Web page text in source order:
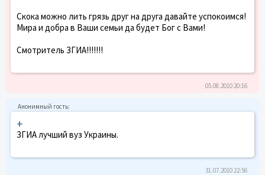
Скока можно лить грязь друг на друга давайте успокоимся!
Мира и добра в Ваши семьи да будет Бог с Вами!
Смотритель ЗГИА!!!!!!!
05.08.2010 20:16
+
ЗГИА лучший вуз Украины.
31.07.2010 22:56